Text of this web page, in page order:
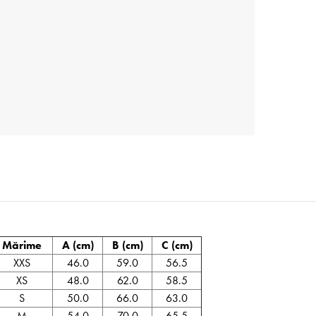
Mărime A (cm) B (cm)
C (cm)
XXS
46.0 59.0
56.5
XS
48.0 62.0
58.5
S
50.0 66.0
63.0